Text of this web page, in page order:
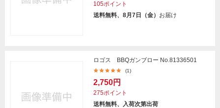
105ポイント
送料無料、8月7日（金） お届け
ロゴス BBQガンブロー No.81336501
(1)
2,750円
275ポイント
送料無料、入荷次第出荷